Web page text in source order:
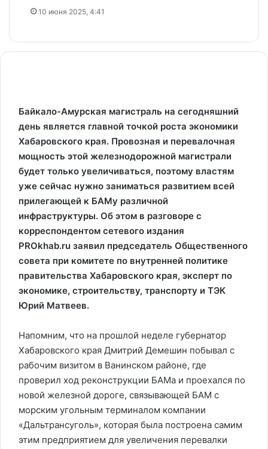
10 июня 2025, 4:41
Байкало-Амурская магистраль на сегодняшний
день является главной точкой роста экономики
Хабаровского края. Провозная и перевалочная
мощность этой железнодорожной магистрали
будет только увеличиваться, поэтому властям
уже сейчас нужно заниматься развитием всей
прилегающей к БАМу различной
инфраструктуры. Об этом в разговоре с
корреспондентом сетевого издания
PROkhab.ru заявил председатель Общественного
совета при комитете по внутренней политике
правительства Хабаровского края, эксперт по
экономике, строительству, транспорту и ТЭК
Юрий Матвеев.
Напомним, что на прошлой неделе губернатор
Хабаровского края Дмитрий Демешин побывал с
рабочим визитом в Ванинском районе, где
проверил ход реконструкции БАМа и проехался по
новой железной дороге, связывающей БАМ с
морским угольным терминалом компании
«Дальтрансуголь», которая была построена самим
этим предприятием для увеличения перевалки